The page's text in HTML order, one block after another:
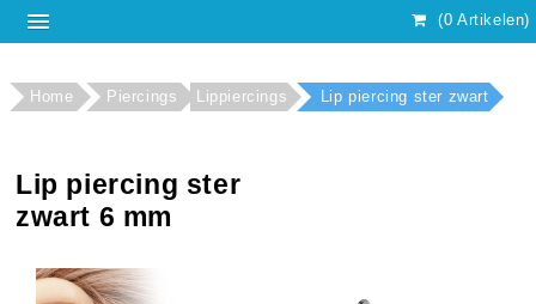
(0 Artikelen)
Home Piercings Lippiercings Lip piercing ster zwart
Lip piercing ster
zwart 6 mm